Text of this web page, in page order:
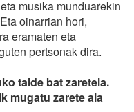
musika munduarekin
oinarrian hori,
eramaten eta
pertsonak dira.
talde bat zaretela.
mugatu zarete ala